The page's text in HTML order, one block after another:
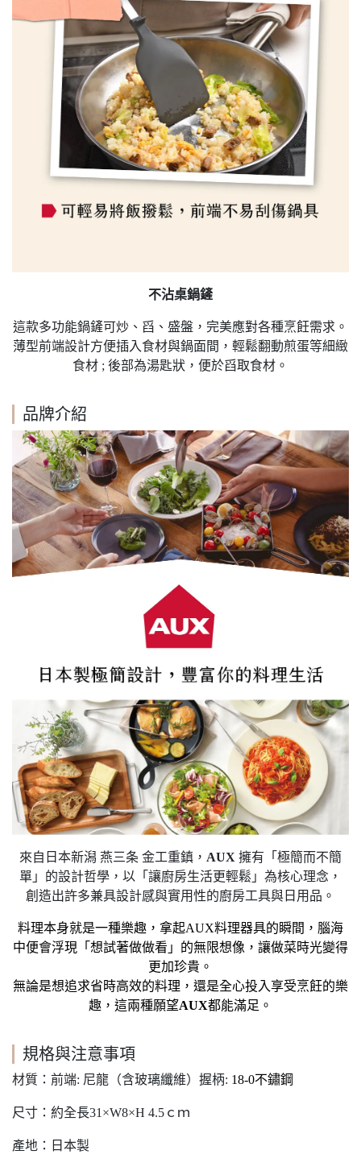
不沾桌鍋鏟
這款多功能鍋鏟可炒、舀、盛盤，完美應對各種烹飪需求。
薄型前端設計方便插入食材與鍋面間，輕鬆翻動煎蛋等細緻
食材 ; 後部為湯匙狀，便於舀取食材。
品牌介紹
來自日本新潟 燕三条 金工重鎮， AUX 擁有「極簡而不簡
單」的設計哲學，以「讓廚房生活更輕鬆」為核心理念，
創造出許多兼具設計感與實用性的廚房工具與日用品。
料理本身就是一種樂趣，拿起AUX料理器具的瞬間，腦海
中便會浮現「想試著做做看」的無限想像，讓做菜時光變得
更加珍貴。
無論是想追求省時高效的料理，還是全心投入享受烹飪的樂
趣，這兩種願望AUX都能滿足。
規格與注意事項
材質：前端: 尼龍（含玻璃纖維）握柄: 18-0不鏽鋼
尺寸：約全長31×W8×H 4.5ｃｍ
產地：日本製